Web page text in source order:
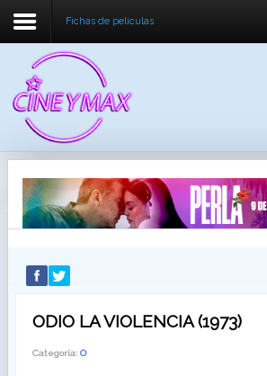
Fichas de peliculas
RECUÉRDEME
IDENTIFICARSE
REGISTER
ODIO LA VIOLENCIA (1973)
Categoría: O